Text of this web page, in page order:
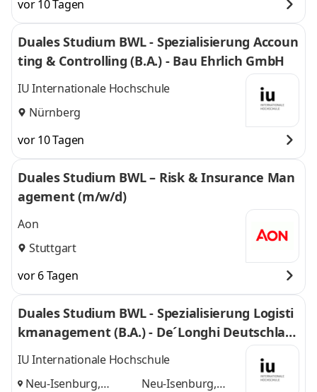
vor 10 Tagen
Duales Studium BWL - Spezialisierung Accoun
ting & Controlling (B.A.) - Bau Ehrlich GmbH
IU Internationale Hochschule
Nürnberg
vor 10 Tagen
Duales Studium BWL – Risk & Insurance Man
agement (m/w/d)
Aon
Stuttgart
vor 6 Tagen
Duales Studium BWL - Spezialisierung Logisti
kmanagement (B.A.) - De´Longhi Deutschlan
d GmbH
IU Internationale Hochschule
Neu-Isenburg,
Neu-Isenburg,